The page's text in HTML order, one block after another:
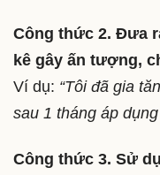
Công thức 2. Đưa
kê gây ấn tượng,
Ví dụ: “Tôi đã gia
sau 1 tháng áp
Công thức 3. Sử